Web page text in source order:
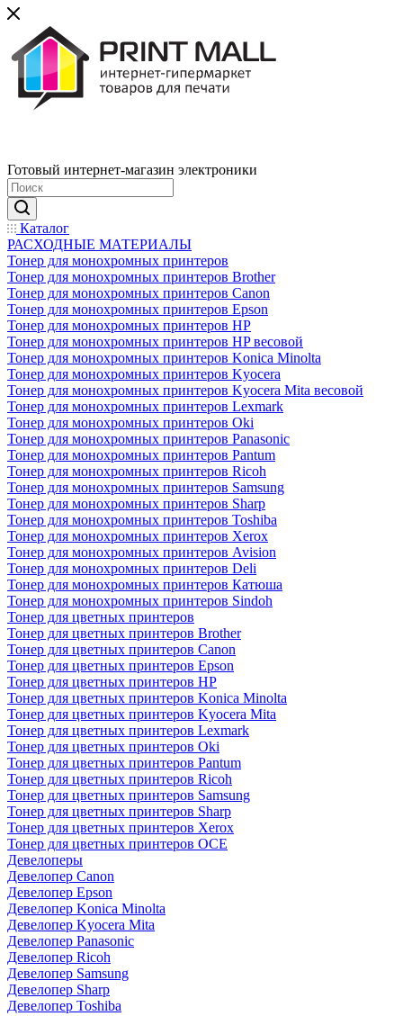
Готовый интернет-магазин электроники
Каталог
РАСХОДНЫЕ МАТЕРИАЛЫ
Тонер для монохромных принтеров
Тонер для монохромных принтеров Brother
Тонер для монохромных принтеров Canon
Тонер для монохромных принтеров Epson
Тонер для монохромных принтеров HP
Тонер для монохромных принтеров HP весовой
Тонер для монохромных принтеров Konica Minolta
Тонер для монохромных принтеров Kyocera
Тонер для монохромных принтеров Kyocera Mita весовой
Тонер для монохромных принтеров Lexmark
Тонер для монохромных принтеров Oki
Тонер для монохромных принтеров Panasonic
Тонер для монохромных принтеров Pantum
Тонер для монохромных принтеров Ricoh
Тонер для монохромных принтеров Samsung
Тонер для монохромных принтеров Sharp
Тонер для монохромных принтеров Toshiba
Тонер для монохромных принтеров Xerox
Тонер для монохромных принтеров Avision
Тонер для монохромных принтеров Deli
Тонер для монохромных принтеров Катюша
Тонер для монохромных принтеров Sindoh
Тонер для цветных принтеров
Тонер для цветных принтеров Brother
Тонер для цветных принтеров Canon
Тонер для цветных принтеров Epson
Тонер для цветных принтеров HP
Тонер для цветных принтеров Konica Minolta
Тонер для цветных принтеров Kyocera Mita
Тонер для цветных принтеров Lexmark
Тонер для цветных принтеров Oki
Тонер для цветных принтеров Pantum
Тонер для цветных принтеров Ricoh
Тонер для цветных принтеров Samsung
Тонер для цветных принтеров Sharp
Тонер для цветных принтеров Xerox
Тонер для цветных принтеров OCE
Девелоперы
Девелопер Canon
Девелопер Epson
Девелопер Konica Minolta
Девелопер Kyocera Mita
Девелопер Panasonic
Девелопер Ricoh
Девелопер Samsung
Девелопер Sharp
Девелопер Toshiba